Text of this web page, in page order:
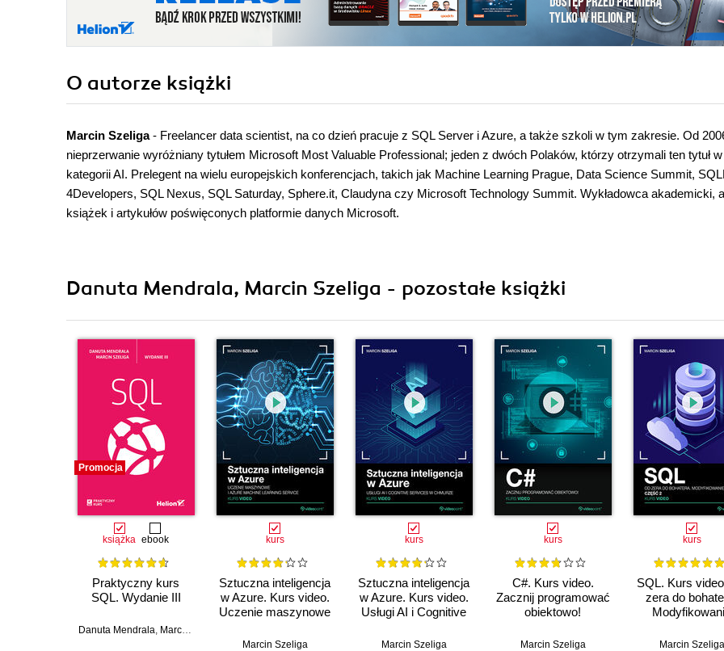
O autorze książki
Marcin Szeliga- Freelancer data scientist, na co dzień pracuje z SQL Server i Azure, a także szkoli w tym zakresie. Od
nieprzerwanie wyróżniany tytułem Microsoft Most Valuable Professional; jeden z dwóch Polaków, którzy otrzymali ten tytuł w
kategorii AI. Prelegent na wielu europejskich konferencjach, takich jak Machine Learning Prague, Data Science Summit,
4Developers, SQL Nexus, SQL Saturday, Sphere.it, Claudyna czy Microsoft Technology Summit. Wykładowca akademicki,
książek i artykułów poświęconych platformie danych Microsoft.
Danuta Mendrala, Marcin Szeliga - pozostałe książki
Promocja
książka ebook
Praktyczny kurs
SQL. Wydanie III
Danuta Mendrala Marcin Szeliga
kurs
Sztuczna inteligencja
w Azure. Kurs video.
Uczenie maszynowe
Learning Service
Marcin Szeliga
kurs
Sztuczna inteligencja
w Azure. Kurs video.
Usługi AI i Cognitive
Marcin Szeliga
kurs
C#. Kurs video.
Zacznij programować
obiektowo!
Marcin Szeliga
kurs
SQL. Kurs
zera do
Marcin Szeliga